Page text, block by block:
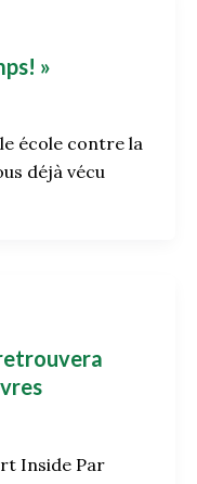
»
école contre la
déjà vécu
Inside Par